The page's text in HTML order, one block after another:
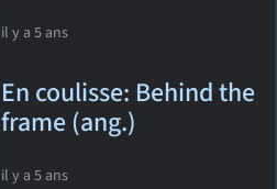
il y a 5 ans
En coulisse: Behind the
frame (ang.)
il y a 5 ans